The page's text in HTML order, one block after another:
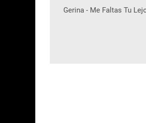
Gerina - Me Faltas Tu